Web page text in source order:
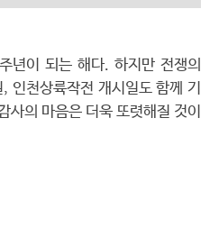
년이 되는 해다. 하지만 전쟁의
천상륙작전 개시일도 함께 기
사의 마음은 더욱 또렷해질 것이